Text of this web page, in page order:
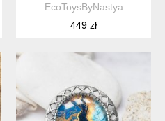
EcoToysByNastya
449 zł